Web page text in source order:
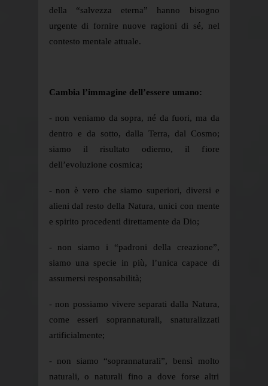
della “salvezza eterna” hanno bisogno
urgente di fornire nuove ragioni di sé, nel
contesto mentale attuale.
Cambia l’immagine dell’essere umano:
- non veniamo da sopra, né da fuori, ma da
dentro e da sotto, dalla Terra, dal Cosmo;
siamo il risultato odierno, il fiore
dell’evoluzione cosmica;
- non è vero che siamo superiori, diversi e
alieni dal resto della Natura, unici con mente
e spirito procedenti direttamente da Dio;
- non siamo i “padroni della creazione”,
siamo una specie in più, l’unica capace di
assumersi responsabilità;
- non possiamo vivere separati dalla Natura,
come esseri soprannaturali, snaturalizzati
artificialmente;
- non siamo “soprannaturali”, bensì molto
naturali, o naturali fino a dove forse altri